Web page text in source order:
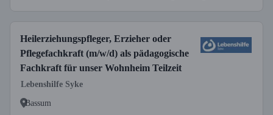
Heilerziehungspfleger, Erzieher oder
Pflegefachkraft (m/w/d) als pädagogische
Fachkraft für unser Wohnheim Teilzeit
Lebenshilfe Syke
Bassum